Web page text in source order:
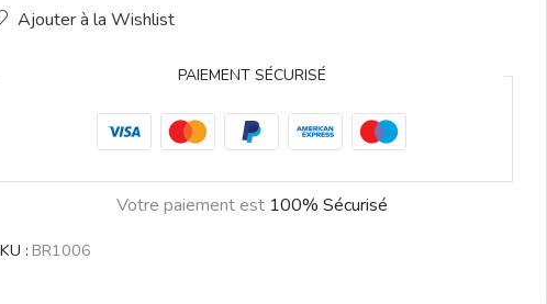
Ajouter à la Wishlist
PAIEMENT SÉCURISÉ
Votre paiement est 100% Sécurisé
: BR1006